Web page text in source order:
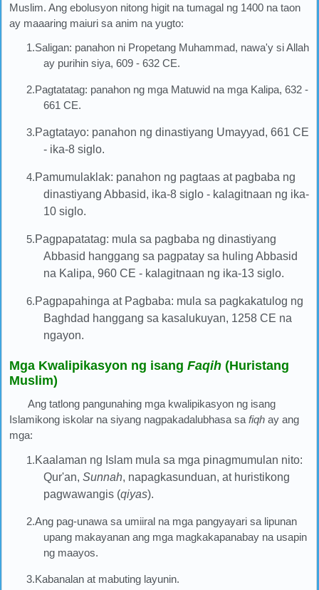
Muslim. Ang ebolusyon nitong higit na tumagal ng 1400 na taon
ay maaaring maiuri sa anim na yugto:
1.Saligan: panahon ni Propetang Muhammad, nawa'y si Allah
ay purihin siya, 609 - 632 CE.
2.Pagtatatag: panahon ng mga Matuwid na mga Kalipa, 632 -
661 CE.
3.Pagtatayo: panahon ng dinastiyang Umayyad, 661 CE
- ika-8 siglo.
4.Pamumulaklak: panahon ng pagtaas at pagbaba ng
dinastiyang Abbasid, ika-8 siglo - kalagitnaan ng ika-
10 siglo.
5.Pagpapatatag: mula sa pagbaba ng dinastiyang
Abbasid hanggang sa pagpatay sa huling Abbasid
na Kalipa, 960 CE - kalagitnaan ng ika-13 siglo.
6.Pagpapahinga at Pagbaba: mula sa pagkakatulog ng
Baghdad hanggang sa kasalukuyan, 1258 CE na
ngayon.
Mga Kwalipikasyon ng isang Faqih (Huristang
Muslim)
Ang tatlong pangunahing mga kwalipikasyon ng isang
Islamikong iskolar na siyang nagpakadalubhasa sa fiqh ay ang
mga:
1.Kaalaman ng Islam mula sa mga pinagmumulan nito:
Qur'an, Sunnah, napagkasunduan, at huristikong
pagwawangis (qiyas).
2.Ang pag-unawa sa umiiral na mga pangyayari sa lipunan
upang makayanan ang mga magkakapanabay na usapin
ng maayos.
3.Kabanalan at mabuting layunin.